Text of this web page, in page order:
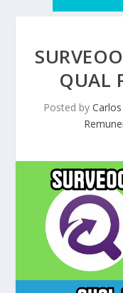
QUAL
Posted by